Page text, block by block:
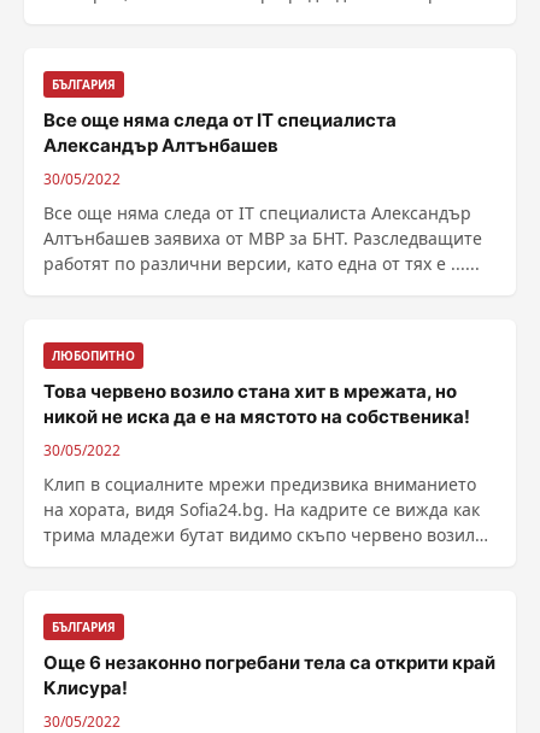
БЪЛГАРИЯ
Все още няма следа от IT специалиста
Александър Алтънбашев
30/05/2022
Все още няма следа от IT специалиста Александър
Алтънбашев заявиха от МВР за БНТ. Разследващите
работят по различни версии, като една от тях е ......
ЛЮБОПИТНО
Това червено возило стана хит в мрежата, но
никой не иска да е на мястото на собственика!
30/05/2022
Клип в социалните мрежи предизвика вниманието
на хората, видя Sofia24.bg. На кадрите се вижда как
трима младежи бутат видимо скъпо червено возило.
БЪЛГАРИЯ
Още 6 незаконно погребани тела са открити край
Клисура!
30/05/2022